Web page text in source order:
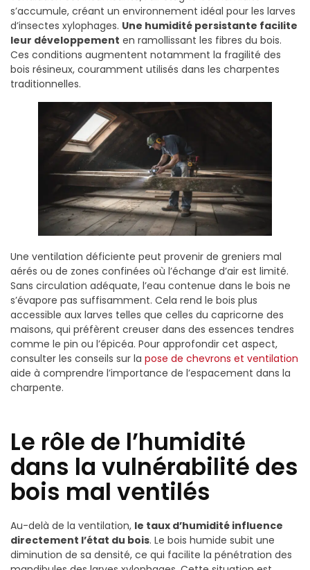
s’accumule, créant un environnement idéal pour les larves
d’insectes xylophages. Une humidité persistante facilite
leur développement en ramollissant les fibres du bois.
Ces conditions augmentent notamment la fragilité des
bois résineux, couramment utilisés dans les charpentes
traditionnelles.
Une ventilation déficiente peut provenir de greniers mal
aérés ou de zones confinées où l’échange d’air est limité.
Sans circulation adéquate, l’eau contenue dans le bois ne
s’évapore pas suffisamment. Cela rend le bois plus
accessible aux larves telles que celles du capricorne des
maisons, qui préfèrent creuser dans des essences tendres
comme le pin ou l’épicéa. Pour approfondir cet aspect,
consulter les conseils sur la pose de chevrons et ventilation
aide à comprendre l’importance de l’espacement dans la
charpente.
Le rôle de l’humidité
dans la vulnérabilité des
bois mal ventilés
Au-delà de la ventilation, le taux d’humidité influence
directement l’état du bois. Le bois humide subit une
diminution de sa densité, ce qui facilite la pénétration des